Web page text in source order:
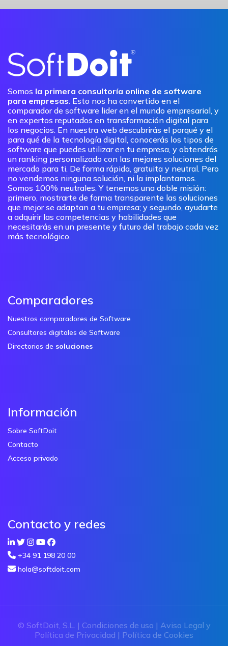
Somos la primera consultoría online de software
para empresas. Esto nos ha convertido en el
comparador de software lider en el mundo empresarial, y
en expertos reputados en transformación digital para
los negocios. En nuestra web descubrirás el porqué y el
para qué de la tecnología digital, conocerás los tipos de
software que puedes utilizar en tu empresa, y obtendrás
un ranking personalizado con las mejores soluciones del
mercado para ti. De forma rápida, gratuita y neutral. Pero
no vendemos ninguna solución, ni la implantamos.
Somos 100% neutrales. Y tenemos una doble misión:
primero, mostrarte de forma transparente las soluciones
que mejor se adaptan a tu empresa; y segundo, ayudarte
a adquirir las competencias y habilidades que
necesitarás en un presente y futuro del trabajo cada vez
más tecnológico.
Comparadores
Nuestros comparadores de Software
Consultores digitales de Software
Directorios de soluciones
Información
Sobre SoftDoit
Contacto
Acceso privado
Contacto y redes
+34 91 198 20 00
hola@softdoit.com
© SoftDoit, S.L. | Condiciones de uso | Aviso Legal y
Política de Privacidad | Política de Cookies